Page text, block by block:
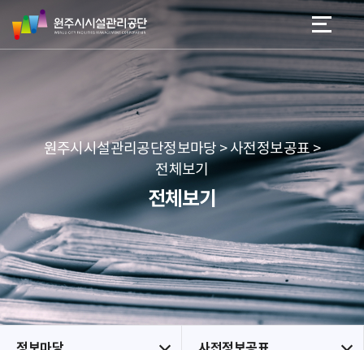
네
본문 바로가기
메뉴 바로가기
원
주
시
리
공
단
원주시시설관리공단정보마당 > 사전정보공표 >
전체보기
전체보기